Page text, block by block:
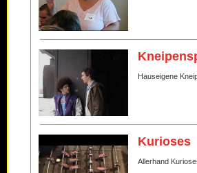
Hauseigene
Kurioses
Allerhand